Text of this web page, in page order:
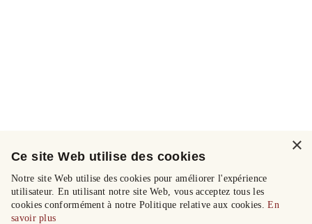
×
Ce site Web utilise des cookies
Notre site Web utilise des cookies pour améliorer l'expérience
utilisateur. En utilisant notre site Web, vous acceptez tous les
cookies conformément à notre Politique relative aux cookies.En
savoir plus